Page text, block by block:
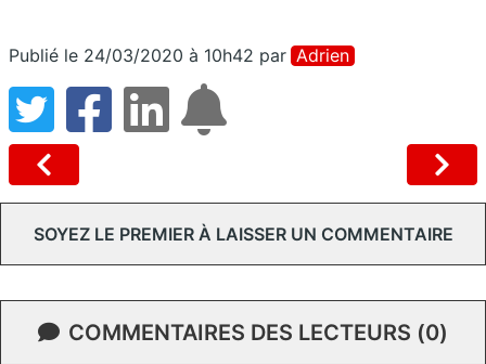
Publié le 24/03/2020 à 10h42 par Adrien
SOYEZ LE PREMIER À LAISSER UN COMMENTAIRE
COMMENTAIRES DES LECTEURS (0)